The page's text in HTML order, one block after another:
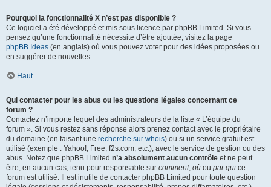
Pourquoi la fonctionnalité X n’est pas disponible ?
Ce logiciel a été développé et mis sous licence par phpBB Limited. Si vous
pensez qu’une fonctionnalité nécessite d’être ajoutée, visitez la page
phpBB Ideas (en anglais) où vous pouvez voter pour des idées proposées ou
en suggérer de nouvelles.
Haut
Qui contacter pour les abus ou les questions légales concernant ce
forum ?
Contactez n’importe lequel des administrateurs de la liste « L’équipe du
forum ». Si vous restez sans réponse alors prenez contact avec le propriétaire
du domaine (en faisant une recherche sur whois) ou si un service gratuit est
utilisé (exemple : Yahoo!, Free, f2s.com, etc.), avec le service de gestion ou des
abus. Notez que phpBB Limited n’a absolument aucun contrôle et ne peut
être, en aucun cas, tenu pour responsable sur comment, où ou par qui ce
forum est utilisé. Il est inutile de contacter phpBB Limited pour toute question